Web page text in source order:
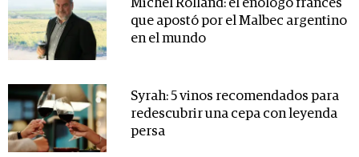
Michel Rolland: el enólogo francés
que apostó por el Malbec argentino
en el mundo
Syrah: 5 vinos recomendados para
redescubrir una cepa con leyenda
persa